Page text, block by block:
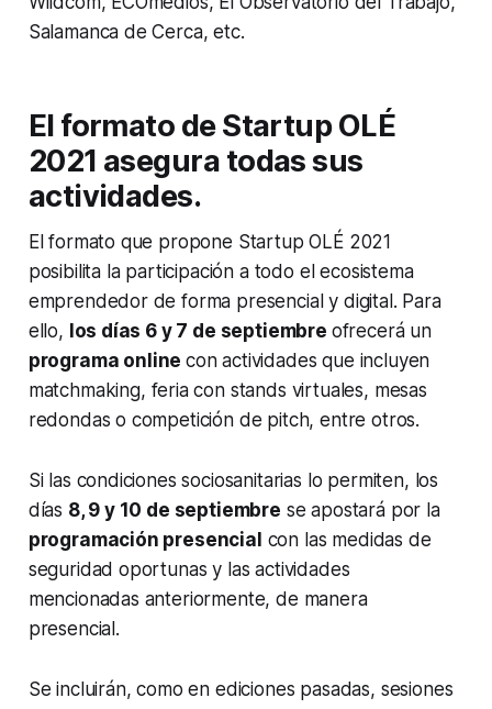
Salamanca de Cerca, etc.
El formato de Startup OLÉ
2021 asegura todas sus
actividades.
El formato que propone Startup OLÉ 2021
posibilita la participación a todo el ecosistema
emprendedor de forma presencial y digital. Para
ello, los días 6 y 7 de septiembre ofrecerá un
programa online con actividades que incluyen
matchmaking, feria con stands virtuales, mesas
redondas o competición de pitch, entre otros.
Si las condiciones sociosanitarias lo permiten, los
días 8, 9 y 10 de septiembre se apostará por la
programación presencial con las medidas de
seguridad oportunas y las actividades
mencionadas anteriormente, de manera
presencial.
Se incluirán, como en ediciones pasadas, sesiones